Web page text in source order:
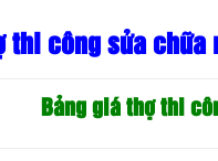
thi công sửa
Bảng giá thợ thi